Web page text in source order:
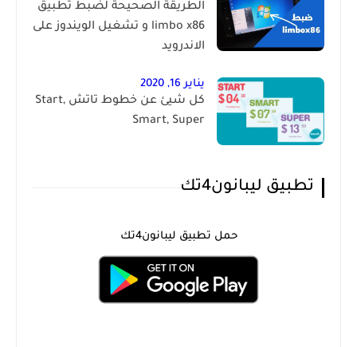
الطريقة الصحيحة لضبط تطبيق
limbo x86 و تشغيل الويندوز على
الاندرويد
يناير 16, 2020
كل شيئ عن خطوط تاتش Start,
Smart, Super
تطبيق ليبانون4تك
حمل تطبيق ليبانون4تك